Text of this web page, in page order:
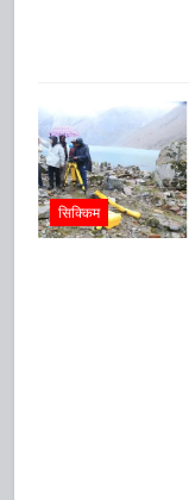
सिक्किम